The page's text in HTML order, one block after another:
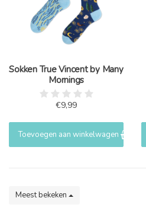
Sokken True Vincent by Many
Mornings
€9,99
Toevoegen aan winkelwagen
Meest bekeken